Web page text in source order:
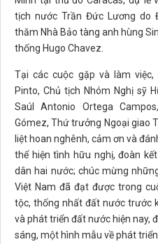
tịch nước Trần Đức Lương do
thăm Nhà Bảo tàng anh hùng
thống Hugo Chavez.
Tại các cuộc gặp và làm việc,
Pinto, Chủ tịch Nhóm Nghị sỹ
Saúl Antonio Ortega
Gómez, Thứ trưởng Ngoại giao
liệt hoan nghênh, cảm ơn và
thể hiện tình hữu nghị, đoàn
dân hai nước; chúc mừng
Việt Nam đã đạt được trong
tộc, thống nhất đất nước trước
và phát triển đất nước hiện nay,
sáng, một hình mẫu về phát